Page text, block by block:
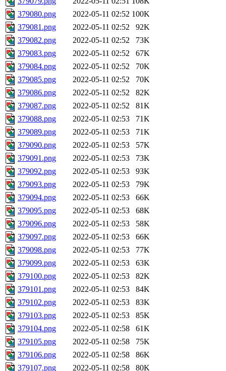
379080.png
2022-05-11 02:52 100K
379081.png
2022-05-11 02:52
92K
379082.png
2022-05-11 02:52
73K
379083.png
2022-05-11 02:52
67K
379084.png
2022-05-11 02:52
70K
379085.png
2022-05-11 02:52
70K
379086.png
2022-05-11 02:52
82K
379087.png
2022-05-11 02:52
81K
379088.png
2022-05-11 02:53
71K
379089.png
2022-05-11 02:53
71K
379090.png
2022-05-11 02:53
57K
379091.png
2022-05-11 02:53
73K
379092.png
2022-05-11 02:53
93K
379093.png
2022-05-11 02:53
79K
379094.png
2022-05-11 02:53
66K
379095.png
2022-05-11 02:53
68K
379096.png
2022-05-11 02:53
58K
379097.png
2022-05-11 02:53
66K
379098.png
2022-05-11 02:53
77K
379099.png
2022-05-11 02:53
63K
379100.png
2022-05-11 02:53
82K
379101.png
2022-05-11 02:53
84K
379102.png
2022-05-11 02:53
83K
379103.png
2022-05-11 02:53
85K
379104.png
2022-05-11 02:58
61K
379105.png
2022-05-11 02:58
75K
379106.png
2022-05-11 02:58
86K
379107.png
2022-05-11 02:58
80K